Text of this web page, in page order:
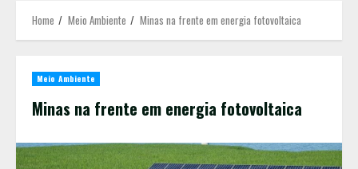
Home Meio Ambiente Minas na frente em energia fotovoltaica
Meio Ambiente
Minas na frente em energia fotovoltaica